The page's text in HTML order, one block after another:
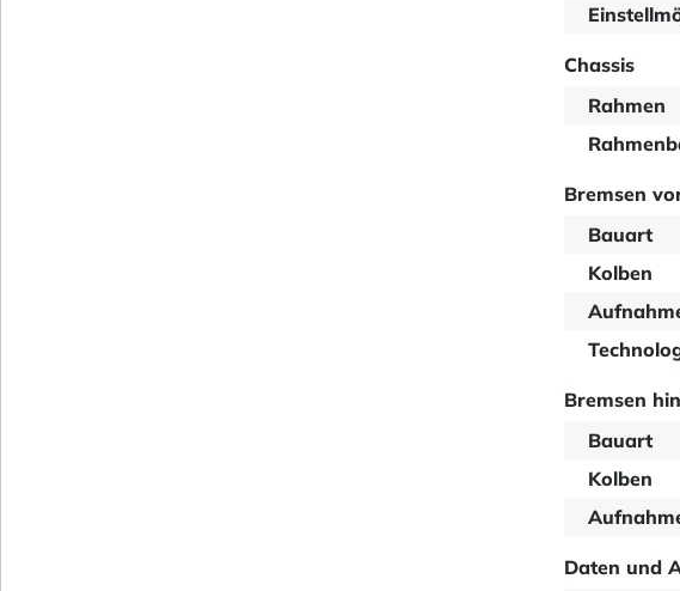
Chassis
Rahmen
Bremsen
Bauart
Kolben
Bremsen
Bauart
Kolben
Daten und